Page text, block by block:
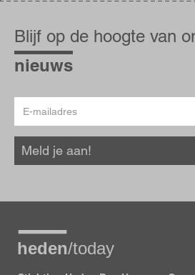
op
de
hoogte
Blijf op de hoogte van
nieuws
mailadres
Meld je aan!